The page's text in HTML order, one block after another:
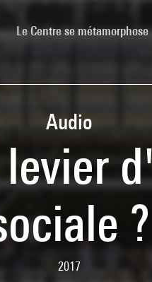
Le Centre se métamorphose
Audio
?
2017